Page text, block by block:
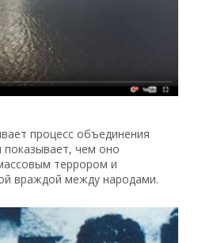
процесс объединения
показывает, чем оно
террором и
враждой между народами.